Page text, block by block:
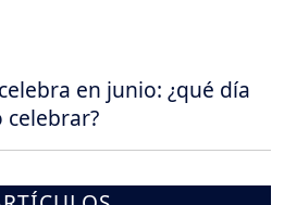
en junio: ¿qué día
celebrar?